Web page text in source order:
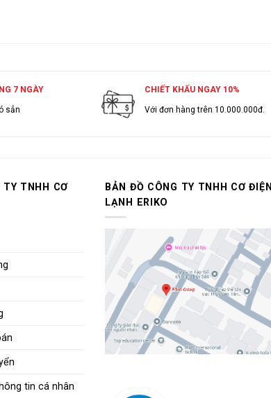
7 NGÀY
sẳn
CHIẾT KHẤU NGAY 10%
Với đơn hàng trên 10.000.000đ.
TY TNHH CƠ
tin cá nhân
BẢN ĐỒ CÔNG TY TNHH CƠ ĐIỆN
LẠNH ERIKO